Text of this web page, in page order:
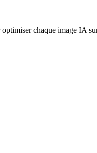
chaque image IA